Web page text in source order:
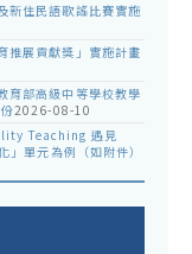
新住民語歌謠比賽實施
推展貢獻獎」實施計畫
育部高級中等學校教學
2026-08-10
Teaching 遇見
單元為例（如附件）